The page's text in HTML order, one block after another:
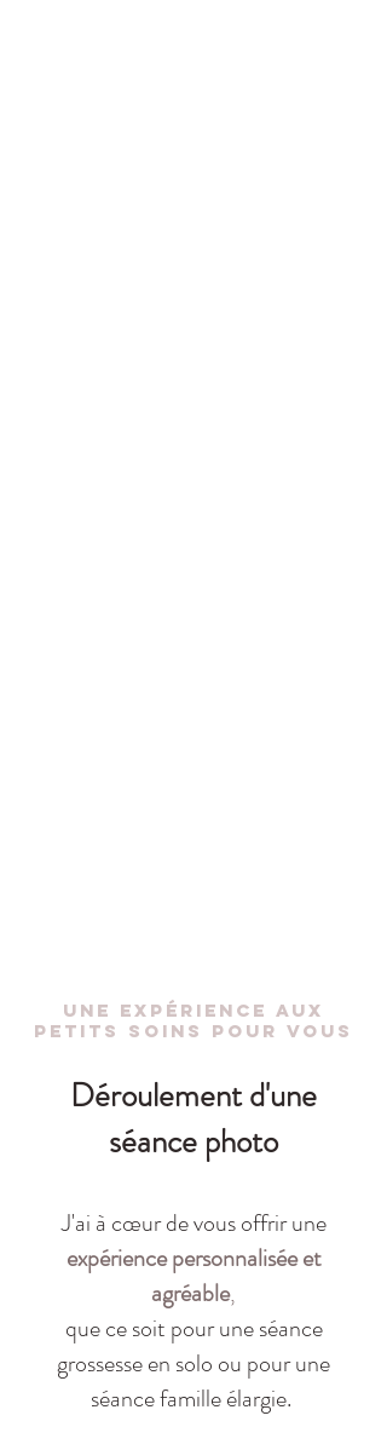
Une expérience aux
petits soins pour vous
Déroulement d'une
séance photo
J'ai à cœur de vous offrir une
expérience personnalisée et
agréable,
que ce soit pour une séance
grossesse en solo ou pour une
séance famille élargie.